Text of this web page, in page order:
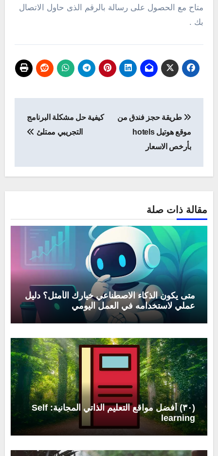
متاح مع الحصول على رسالة بالرقم الذى حاول الاتصال
بك .
المقالات
طريقة حجز فندق من
موقع هوتيل hotels
بأرخص الاسعار
كيفية حل مشكلة البرنامج
التجريبي ممتلئ
مقالة ذات صلة
متى يكون الذكاء الاصطناعي خيارك الأمثل؟ دليل
عملي لاستخدامه في العمل اليومي
(٣٠) أفضل مواقع التعليم الذاتي المجانية: Self
learning